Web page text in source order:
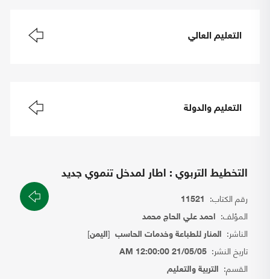
التعليم العالي
التعليم والدولة
التخطيط التربوي : اطار لمدخل تنموي جديد
رقم الكتاب: 11521
المؤلف: احمد علي الحاج محمد
الناشر: المنار للطباعة وخدمات الحاسب [اليمن]
تاريخ النشر: 21/05/05 12:00:00 AM
القسم: التربية والتعليم